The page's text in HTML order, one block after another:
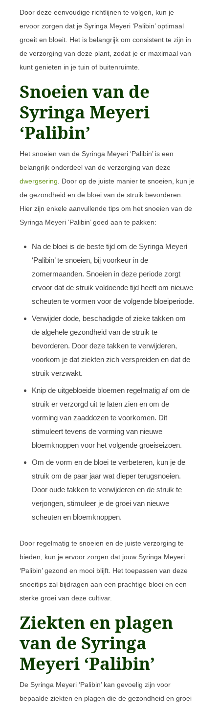
Door deze eenvoudige richtlijnen te volgen, kun je
ervoor zorgen dat je Syringa Meyeri ‘Palibin’ optimaal
groeit en bloeit. Het is belangrijk om consistent te zijn in
de verzorging van deze plant, zodat je er maximaal van
kunt genieten in je tuin of buitenruimte.
Snoeien van de
Syringa Meyeri
‘Palibin’
Het snoeien van de Syringa Meyeri ‘Palibin’ is een
belangrijk onderdeel van de verzorging van deze
dwergsering . Door op de juiste manier te snoeien, kun je
de gezondheid en de bloei van de struik bevorderen.
Hier zijn enkele aanvullende tips om het snoeien van de
Syringa Meyeri ‘Palibin’ goed aan te pakken:
Na de bloei is de beste tijd om de Syringa Meyeri
‘Palibin’ te snoeien, bij voorkeur in de
zomermaanden. Snoeien in deze periode zorgt
ervoor dat de struik voldoende tijd heeft om nieuwe
scheuten te vormen voor de volgende bloeiperiode.
Verwijder dode, beschadigde of zieke takken om
de algehele gezondheid van de struik te
bevorderen. Door deze takken te verwijderen,
voorkom je dat ziekten zich verspreiden en dat de
struik verzwakt.
Knip de uitgebloeide bloemen regelmatig af om de
struik er verzorgd uit te laten zien en om de
vorming van zaaddozen te voorkomen. Dit
stimuleert tevens de vorming van nieuwe
bloemknoppen voor het volgende groeiseizoen.
Om de vorm en de bloei te verbeteren, kun je de
struik om de paar jaar wat dieper terugsnoeien.
Door oude takken te verwijderen en de struik te
verjongen, stimuleer je de groei van nieuwe
scheuten en bloemknoppen.
Door regelmatig te snoeien en de juiste verzorging te
bieden, kun je ervoor zorgen dat jouw Syringa Meyeri
‘Palibin’ gezond en mooi blijft. Het toepassen van deze
snoeitips zal bijdragen aan een prachtige bloei en een
sterke groei van deze cultivar.
Ziekten en plagen
van de Syringa
Meyeri ‘Palibin’
De Syringa Meyeri ‘Palibin’ kan gevoelig zijn voor
bepaalde ziekten en plagen die de gezondheid en groei